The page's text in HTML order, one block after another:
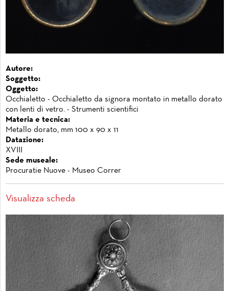
Autore:
Soggetto:
Oggetto:
Occhialetto - Occhialetto da signora montato in metallo dorato
con lenti di vetro. - Strumenti scientifici
Materia e tecnica:
Metallo dorato, mm 100 x 90 x 11
Datazione:
XVIII
Sede museale:
Procuratie Nuove - Museo Correr
Visualizza scheda